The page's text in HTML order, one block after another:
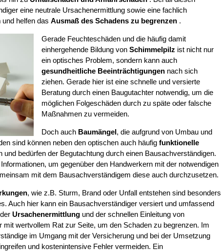
eine neutrale Ursachenermittlung sowie eine fachlich
helfen das Ausmaß des Schadens zu begrenzen.
Gerade Feuchteschäden und die häufig damit
einhergehende Bildung von Schimmelpilz ist nicht nur
ein optisches Problem, sondern kann auch
gesundheitliche Beeinträchtigungennach sich
ziehen. Gerade hier ist eine schnelle und versierte
Beratung durch einen Baugutachter notwendig, um die
möglichen Folgeschäden durch zu späte oder falsche
Maßnahmen zu vermeiden.
Doch auch Baumängel, die aufgrund von Umbau und
sind können neben den optischen auch häufig funktionelle
bedürfen der Begutachtung durch einen Bausachverständigen.
um gegenüber den Handwerkern mit der notwendigen
mit dem Bausachverständigem diese auch durchzusetzen.
, wie z.B. Sturm, Brand oder Unfall entstehen sind besonders
Auch hier kann ein Bausachverständiger versiert und umfassend
Ursachenermittlungund der schnellen Einleitung von
wertvollem Rat zur Seite, um den Schaden zu begrenzen. Im
im Umgang mit der Versicherung und bei der Umsetzung
und kostenintensive Fehler vermeiden. Ein